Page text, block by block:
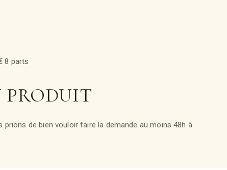
8 parts
PRODUIT
de bien vouloir faire la demande au moins 48h à